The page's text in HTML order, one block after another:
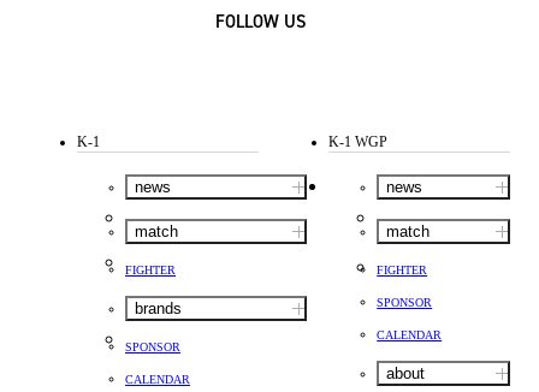
FOLLOW US
K-1
news
match
FIGHTER
brands
SPONSOR
CALENDAR
K-1 WGP
news
match
FIGHTER
SPONSOR
CALENDAR
about